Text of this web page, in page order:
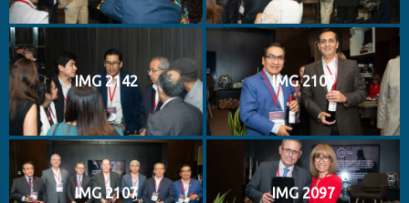
IMG 2142 IMG 2109
IMG 2107 IMG 2097